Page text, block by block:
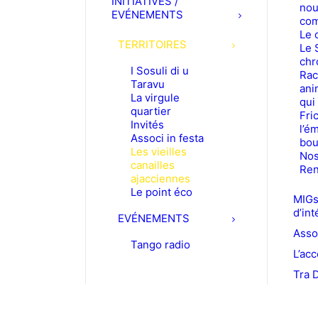
EVÉNEMENTS
TERRITOIRES
I Sosuli di u
Taravu
La virgule
quartier
Invités
Associ in festa
Les vieilles
canailles
ajacciennes
Le point éco
EVÉNEMENTS
Tango radio
Le
Le
qui
Tra